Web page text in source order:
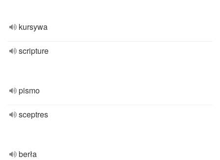
kursywa
scripture
pismo
sceptres
berła